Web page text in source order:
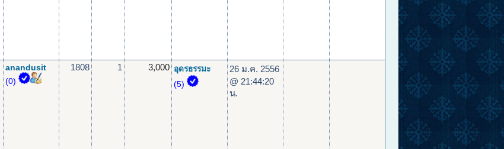
anandusit
(0)
1808 1 3,000 อุดรธรรมะ
(5)
26 ม.ค. 2556
@ 21:44:20
น.